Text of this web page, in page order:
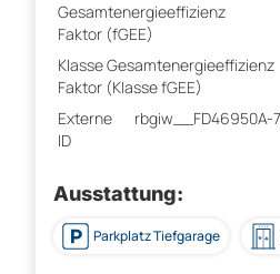
Gesamtenergieeffizienz
Faktor (fGEE)
Klasse Gesamtenergieeffizienz
Faktor (Klasse fGEE)
Externe
ID
rbgiw__FD46950A-
Ausstattung:
Parkplatz Tiefgarage